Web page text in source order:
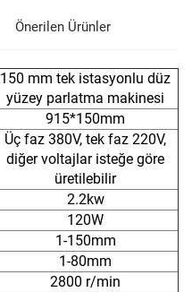
Önerilen Ürünler
150 mm tek istasyonlu düz
yüzey parlatma makinesi
915*150mm
Üç faz 380V, tek faz 220V,
diğer voltajlar isteğe göre
üretilebilir
2.2kw
120W
1-150mm
1-80mm
2800 r/min